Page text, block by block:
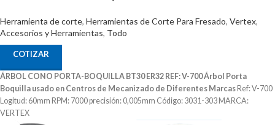
Herramienta de corte, Herramientas de Corte Para Fresado, Vertex,
Accesorios y Herramientas, Todo
COTIZAR
ÁRBOL CONO PORTA-BOQUILLA BT30 ER32 REF: V-700Árbol Porta
Boquilla usado en Centros de Mecanizado de Diferentes Marcas Ref: V-700
Logitud: 60mm RPM: 7000 precisión: 0,005mm Código: 3031-303 MARCA:
VERTEX